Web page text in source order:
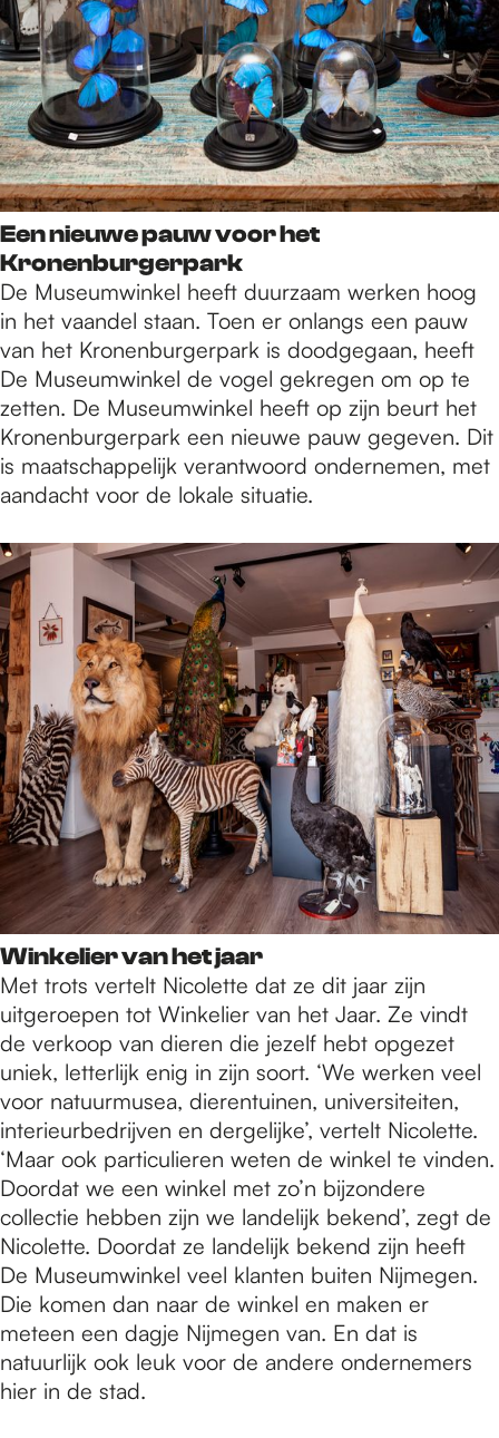
Een nieuwe pauw voor het
Kronenburgerpark
De Museumwinkel heeft duurzaam werken hoog
in het vaandel staan. Toen er onlangs een pauw
van het Kronenburgerpark is doodgegaan, heeft
De Museumwinkel de vogel gekregen om op te
zetten. De Museumwinkel heeft op zijn beurt het
Kronenburgerpark een nieuwe pauw gegeven. Dit
is maatschappelijk verantwoord ondernemen, met
aandacht voor de lokale situatie.
Winkelier van het jaar
Met trots vertelt Nicolette dat ze dit jaar zijn
uitgeroepen tot Winkelier van het Jaar. Ze vindt
de verkoop van dieren die jezelf hebt opgezet
uniek, letterlijk enig in zijn soort. ‘We werken veel
voor natuurmusea, dierentuinen, universiteiten,
interieurbedrijven en dergelijke’, vertelt Nicolette.
‘Maar ook particulieren weten de winkel te vinden.
Doordat we een winkel met zo’n bijzondere
collectie hebben zijn we landelijk bekend’, zegt de
Nicolette. Doordat ze landelijk bekend zijn heeft
De Museumwinkel veel klanten buiten Nijmegen.
Die komen dan naar de winkel en maken er
meteen een dagje Nijmegen van. En dat is
natuurlijk ook leuk voor de andere ondernemers
hier in de stad.